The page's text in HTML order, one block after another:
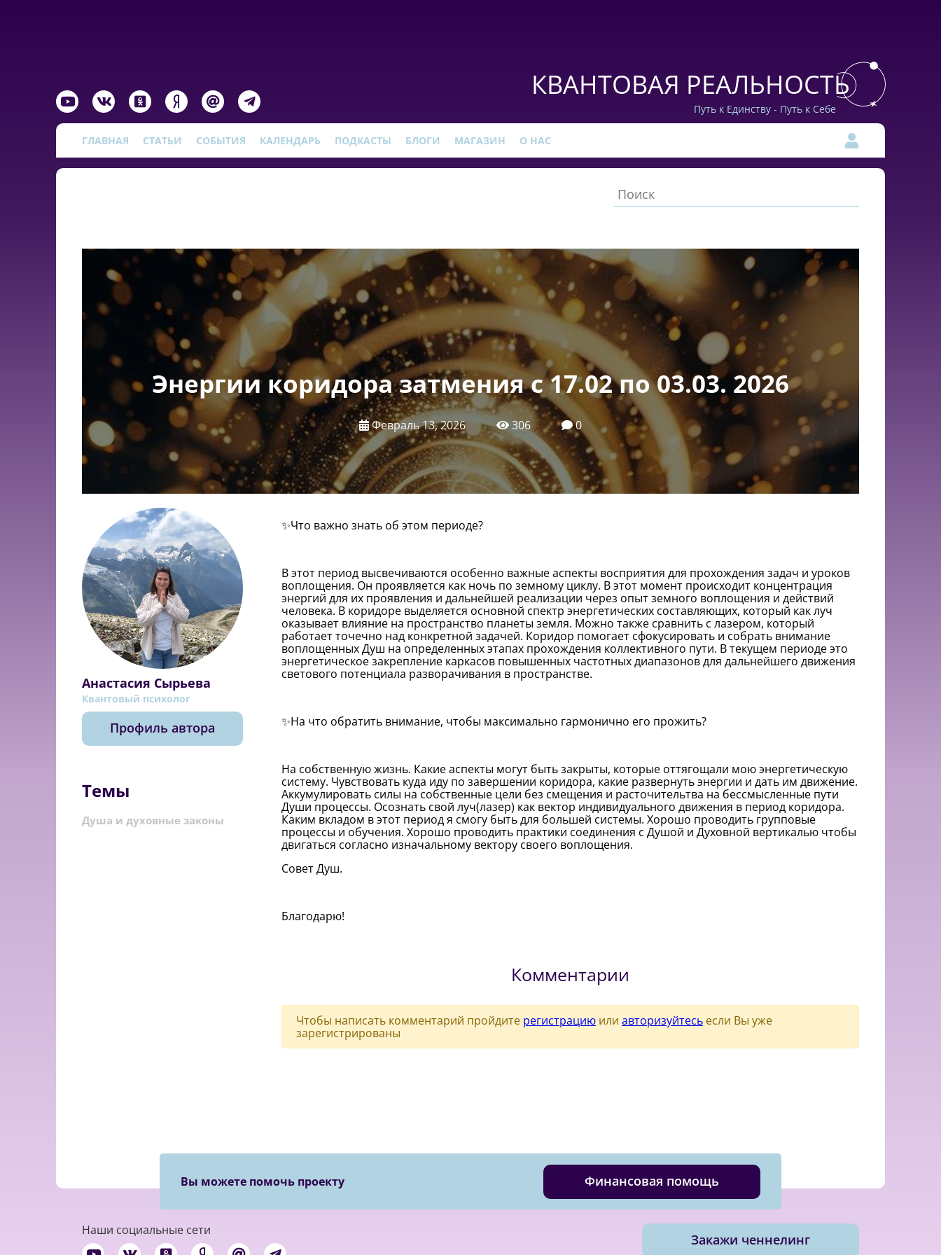
КВАНТОВАЯ РЕАЛЬНОСТЬ
Путь к Единству - Путь к Себе
ГЛАВНАЯ СТАТЬИ СОБЫТИЯ КАЛЕНДАРЬ ПОДКАСТЫ БЛОГИ МАГАЗИН О НАС
Энергии коридора затмения с 17.02 по 03.03. 2026
Февраль 13, 2026 306 0
Анастасия Сырьева
Квантовый психолог
Профиль автора
Темы
Душа и духовные законы
✨Что важно знать об этом периоде?
В этот период высвечиваются особенно важные аспекты восприятия для прохождения задач и уроков
воплощения. Он проявляется как ночь по земному циклу. В этот момент происходит концентрация
энергий для их проявления и дальнейшей реализации через опыт земного воплощения и действий
человека. В коридоре выделяется основной спектр энергетических составляющих, который как луч
оказывает влияние на пространство планеты земля. Можно также сравнить с лазером, который
работает точечно над конкретной задачей. Коридор помогает сфокусировать и собрать внимание
воплощенных Душ на определенных этапах прохождения коллективного пути. В текущем периоде это
энергетическое закрепление каркасов повышенных частотных диапазонов для дальнейшего движения
светового потенциала разворачивания в пространстве.
✨На что обратить внимание, чтобы максимально гармонично его прожить?
На собственную жизнь. Какие аспекты могут быть закрыты, которые оттягощали мою энергетическую
систему. Чувствовать куда иду по завершении коридора, какие развернуть энергии и дать им движение.
Аккумулировать силы на собственные цели без смещения и расточительтва на бессмысленные пути
Души процессы. Осознать свой луч(лазер) как вектор индивидуального движения в период коридора.
Каким вкладом в этот период я смогу быть для большей системы. Хорошо проводить групповые
процессы и обучения. Хорошо проводить практики соединения с Душой и Духовной вертикалью чтобы
двигаться согласно изначальному вектору своего воплощения.
Совет Душ.
Благодарю!
Комментарии
Чтобы написать комментарий пройдите регистрацию или авторизуйтесь если Вы уже
зарегистрированы
Вы можете помочь проекту Финансовая помощь
Наши социальные сети
Закажи ченнелинг